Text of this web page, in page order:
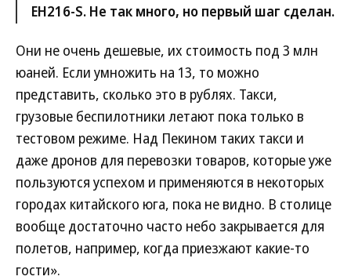
EH216-S. Не так много, но первый шаг сделан.
Они не очень дешевые, их стоимость под 3 млн
юаней. Если умножить на 13, то можно
представить, сколько это в рублях. Такси,
грузовые беспилотники летают пока только в
тестовом режиме. Над Пекином таких такси и
даже дронов для перевозки товаров, которые уже
пользуются успехом и применяются в некоторых
городах китайского юга, пока не видно. В столице
вообще достаточно часто небо закрывается для
полетов, например, когда приезжают какие-то
гости».